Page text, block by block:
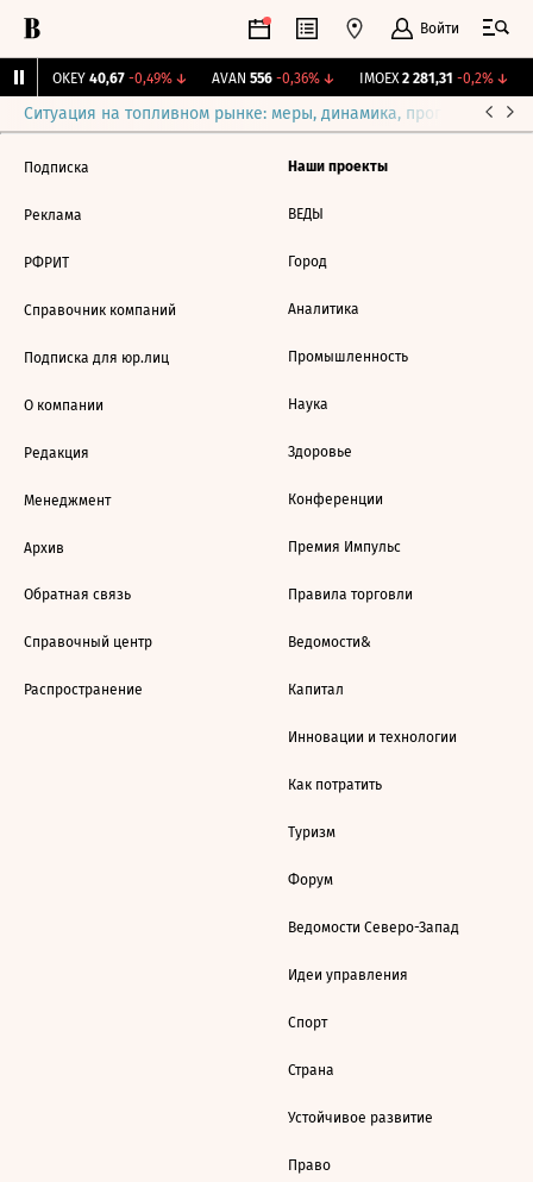
Войти
OKEY 40,67 -0,49%↓ AVAN 556 -0,36%↓ IMOEX 2 281,31 -0,2%↓
Ситуация на топливном рынке: меры, динамика, прогнозы
Подписка
Реклама
РФРИТ
Справочник компаний
Подписка для юр.лиц
О компании
Редакция
Менеджмент
Архив
Обратная связь
Справочный центр
Распространение
Наши проекты
ВЕДЫ
Город
Аналитика
Промышленность
Наука
Здоровье
Конференции
Премия Импульс
Правила торговли
Ведомости&
Капитал
Инновации и технологии
Как потратить
Туризм
Форум
Ведомости Северо-Запад
Идеи управления
Спорт
Страна
Устойчивое развитие
Право